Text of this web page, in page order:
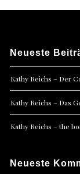
Neueste
Kathy Reichs – Der
Kathy Reichs – Das
Kathy Reichs – the
Neueste